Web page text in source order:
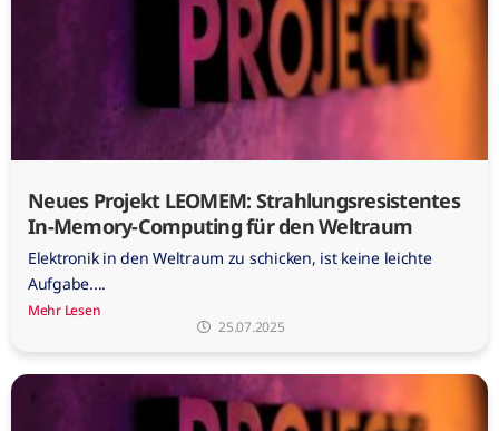
Neues Projekt LEOMEM: Strahlungsresistentes
In-Memory-Computing für den Weltraum
Elektronik in den Weltraum zu schicken, ist keine leichte
Aufgabe....
Mehr Lesen
25.07.2025